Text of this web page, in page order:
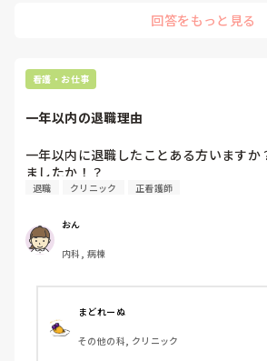
クリニックや訪問看護だと病棟経験があれ
回答をもっと見る
看護・お仕事
一年以内の退職理由
一年以内に退職したことある方いますか
ましたか！？
退職 クリニック 正看護師
おん
内科, 病棟
まどれーぬ
その他の科, クリニック